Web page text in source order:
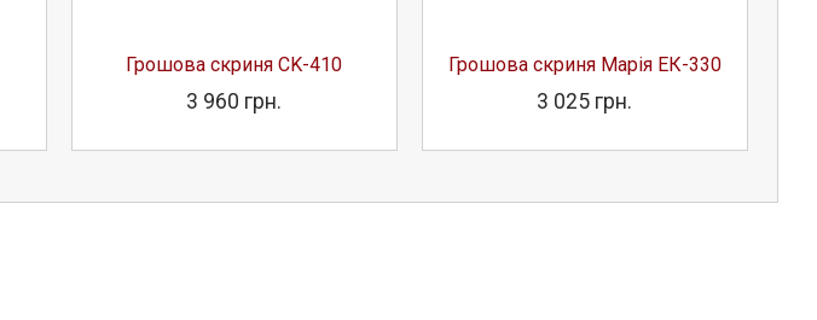
Грошова скриня CK-410
3 960 грн.
Грошова скриня Марія ЕК-330
3 025 грн.